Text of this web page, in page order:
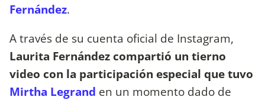
Fernández.
A través de su cuenta oficial de Instagram,
Laurita Fernández compartió un tierno
video con la participación especial que tuvo
Mirtha Legrand en un momento dado de